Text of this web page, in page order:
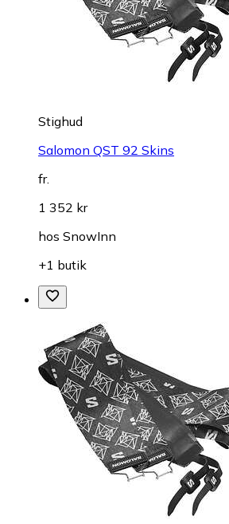
Stighud
Salomon QST 92 Skins
fr.
1 352 kr
hos SnowInn
+1 butik